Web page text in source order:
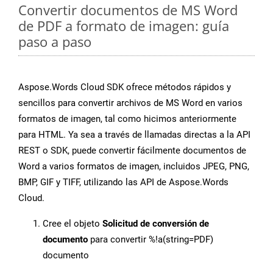
Convertir documentos de MS Word
de PDF a formato de imagen: guía
paso a paso
Aspose.Words Cloud SDK ofrece métodos rápidos y
sencillos para convertir archivos de MS Word en varios
formatos de imagen, tal como hicimos anteriormente
para HTML. Ya sea a través de llamadas directas a la API
REST o SDK, puede convertir fácilmente documentos de
Word a varios formatos de imagen, incluidos JPEG, PNG,
BMP, GIF y TIFF, utilizando las API de Aspose.Words
Cloud.
Cree el objeto Solicitud de conversión de
documento para convertir %!a(string=PDF)
documento